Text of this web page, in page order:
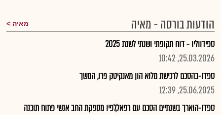
הודעות בורסה - מאיה
מאיה
ספידווליו - דוח תקופתי ושנתי לשנת 2025
25.03.2026, 10:42
ספדו-בהסכם לרכישת מלוא הון מאנקיטק פרו, המשך
25.06.2025, 12:39
ספדו-הוארך בשנתיים הסכם עם רפאל,לפיו מספקת החב אנשי פתוח תוכנה